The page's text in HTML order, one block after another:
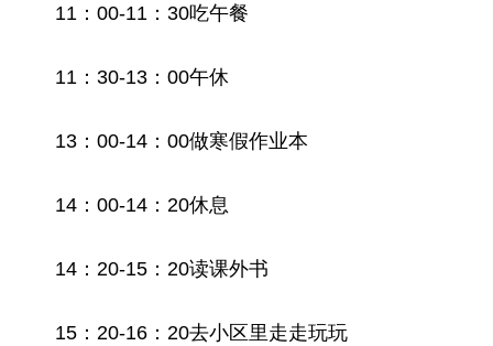
11：00-11：30吃午餐
11：30-13：00午休
13：00-14：00做寒假作业本
14：00-14：20休息
14：20-15：20读课外书
15：20-16：20去小区里走走玩玩